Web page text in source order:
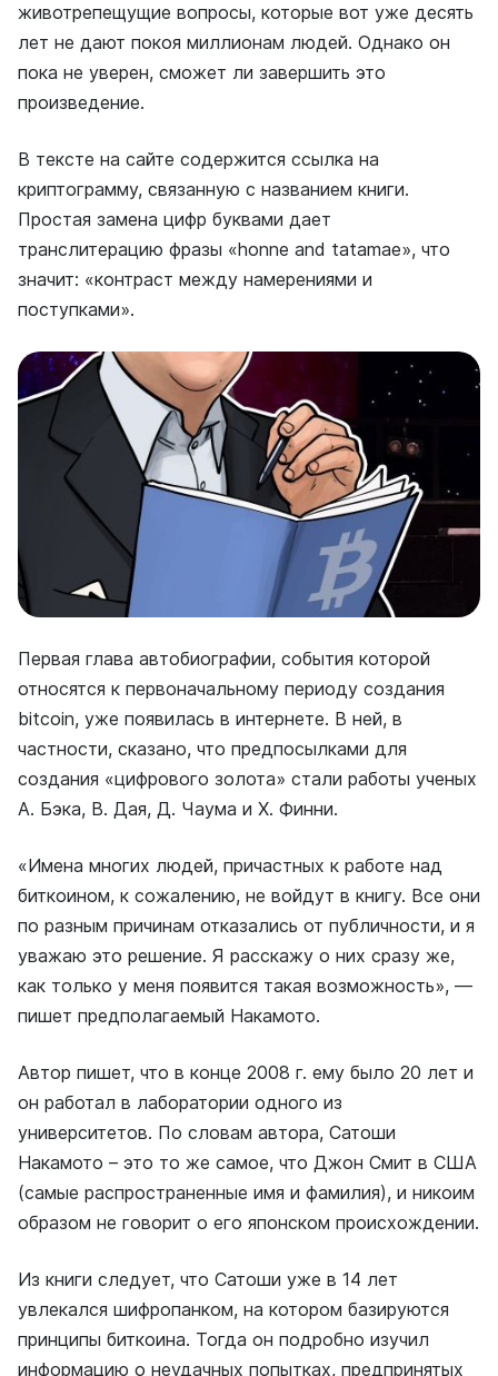
животрепещущие вопросы, которые вот уже десять
лет не дают покоя миллионам людей. Однако он
пока не уверен, сможет ли завершить это
произведение.
В тексте на сайте содержится ссылка на
криптограмму, связанную с названием книги.
Простая замена цифр буквами дает
транслитерацию фразы «honne and tatamae», что
значит: «контраст между намерениями и
поступками».
Первая глава автобиографии, события которой
относятся к первоначальному периоду создания
bitcoin, уже появилась в интернете. В ней, в
частности, сказано, что предпосылками для
создания «цифрового золота» стали работы ученых
А. Бэка, В. Дая, Д. Чаума и Х. Финни.
«Имена многих людей, причастных к работе над
биткоином, к сожалению, не войдут в книгу. Все они
по разным причинам отказались от публичности, и я
уважаю это решение. Я расскажу о них сразу же,
как только у меня появится такая возможность», —
пишет предполагаемый Накамото.
Автор пишет, что в конце 2008 г. ему было 20 лет и
он работал в лаборатории одного из
университетов. По словам автора, Сатоши
Накамото – это то же самое, что Джон Смит в США
(самые распространенные имя и фамилия), и никоим
образом не говорит о его японском происхождении.
Из книги следует, что Сатоши уже в 14 лет
увлекался шифропанком, на котором базируются
принципы биткоина. Тогда он подробно изучил
информацию о неудачных попытках, предпринятых